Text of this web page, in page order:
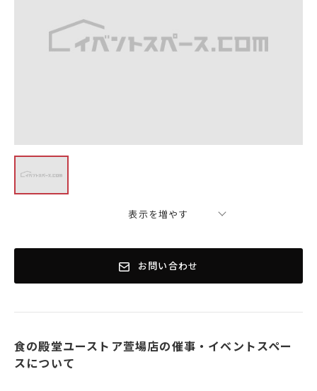
表示を増やす
お問い合わせ
食の殿堂ユーストア萱場店の催事・イベントスペー
スについて